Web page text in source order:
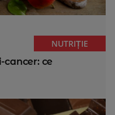
NUTRIȚIE
cancer: ce